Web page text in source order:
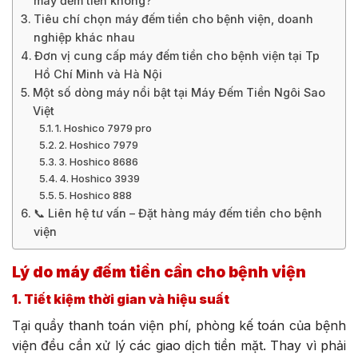
Tiêu chí chọn máy đếm tiền cho bệnh viện, doanh
nghiệp khác nhau
Đơn vị cung cấp máy đếm tiền cho bệnh viện tại Tp
Hồ Chí Minh và Hà Nội
Một số dòng máy nổi bật tại Máy Đếm Tiền Ngôi Sao
Việt
1. Hoshico 7979 pro
2. Hoshico 7979
3. Hoshico 8686
4. Hoshico 3939
5. Hoshico 888
📞 Liên hệ tư vấn – Đặt hàng máy đếm tiền cho bệnh
viện
Lý do máy đếm tiền cần cho bệnh viện
1. Tiết kiệm thời gian và hiệu suất
Tại quầy thanh toán viện phí, phòng kế toán của bệnh
viện đều cần xử lý các giao dịch tiền mặt. Thay vì phải